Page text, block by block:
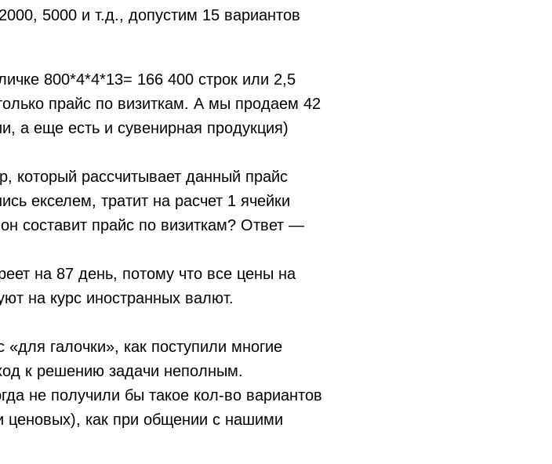
5000 и т.д., допустим 15 вариантов
800*4*4*13= 166 400 строк или 2,5
прайс по визиткам. А мы продаем 42
а еще есть и сувенирная продукция)
который рассчитывает данный прайс
екселем, тратит на расчет 1 ячейки
составит прайс по визиткам? Ответ —
на 87 день, потому что все цены на
на курс иностранных валют.
галочки», как поступили многие
к решению задачи неполным.
не получили бы такое кол-во вариантов
ценовых), как при общении с нашими